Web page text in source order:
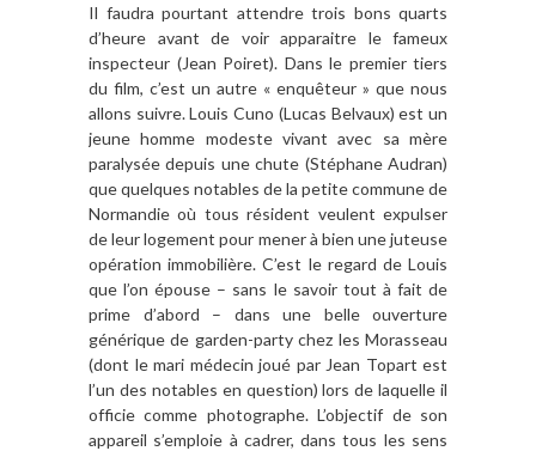
Il faudra pourtant attendre trois bons quarts
d’heure avant de voir apparaitre le fameux
inspecteur (Jean Poiret). Dans le premier tiers
du film, c’est un autre « enquêteur » que nous
allons suivre. Louis Cuno (Lucas Belvaux) est un
jeune homme modeste vivant avec sa mère
paralysée depuis une chute (Stéphane Audran)
que quelques notables de la petite commune de
Normandie où tous résident veulent expulser
de leur logement pour mener à bien une juteuse
opération immobilière. C’est le regard de Louis
que l’on épouse – sans le savoir tout à fait de
prime d’abord – dans une belle ouverture
générique de garden-party chez les Morasseau
(dont le mari médecin joué par Jean Topart est
l’un des notables en question) lors de laquelle il
officie comme photographe. L’objectif de son
appareil s’emploie à cadrer, dans tous les sens